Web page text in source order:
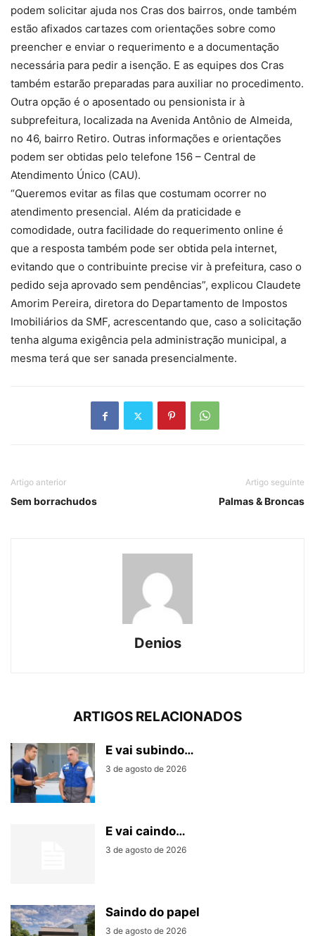
podem solicitar ajuda nos Cras dos bairros, onde também
estão afixados cartazes com orientações sobre como
preencher e enviar o requerimento e a documentação
necessária para pedir a isenção. E as equipes dos Cras
também estarão preparadas para auxiliar no procedimento.
Outra opção é o aposentado ou pensionista ir à
subprefeitura, localizada na Avenida Antônio de Almeida,
no 46, bairro Retiro. Outras informações e orientações
podem ser obtidas pelo telefone 156 – Central de
Atendimento Único (CAU).
“Queremos evitar as filas que costumam ocorrer no
atendimento presencial. Além da praticidade e
comodidade, outra facilidade do requerimento online é
que a resposta também pode ser obtida pela internet,
evitando que o contribuinte precise vir à prefeitura, caso o
pedido seja aprovado sem pendências”, explicou Claudete
Amorim Pereira, diretora do Departamento de Impostos
Imobiliários da SMF, acrescentando que, caso a solicitação
tenha alguma exigência pela administração municipal, a
mesma terá que ser sanada presencialmente.
Artigo anterior
Sem borrachudos
Artigo seguinte
Palmas & Broncas
Denios
ARTIGOS RELACIONADOS
E vai subindo…
3 de agosto de 2026
E vai caindo…
3 de agosto de 2026
Saindo do papel
3 de agosto de 2026